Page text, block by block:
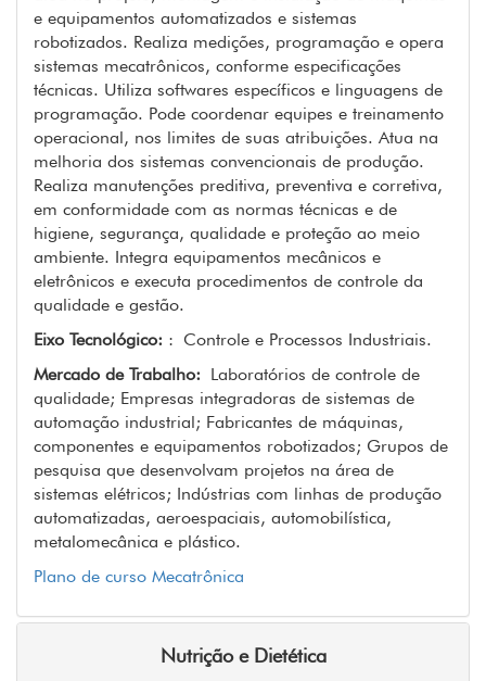
e equipamentos automatizados e sistemas
robotizados. Realiza medições, programação e opera
sistemas mecatrônicos, conforme especificações
técnicas. Utiliza softwares específicos e linguagens de
programação. Pode coordenar equipes e treinamento
operacional, nos limites de suas atribuições. Atua na
melhoria dos sistemas convencionais de produção.
Realiza manutenções preditiva, preventiva e corretiva,
em conformidade com as normas técnicas e de
higiene, segurança, qualidade e proteção ao meio
ambiente. Integra equipamentos mecânicos e
eletrônicos e executa procedimentos de controle da
qualidade e gestão.
Eixo Tecnológico: : Controle e Processos Industriais.
Mercado de Trabalho: Laboratórios de controle de
qualidade; Empresas integradoras de sistemas de
automação industrial; Fabricantes de máquinas,
componentes e equipamentos robotizados; Grupos de
pesquisa que desenvolvam projetos na área de
sistemas elétricos; Indústrias com linhas de produção
automatizadas, aeroespaciais, automobilística,
metalomecânica e plástico.
Plano de curso Mecatrônica
Nutrição e Dietética